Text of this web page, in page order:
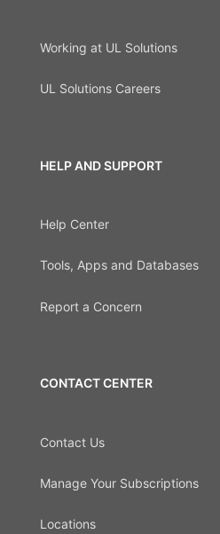
Working at UL Solutions
UL Solutions Careers
HELP AND SUPPORT
Help Center
Tools, Apps and Databases
Report a Concern
CONTACT CENTER
Contact Us
Manage Your Subscriptions
Locations